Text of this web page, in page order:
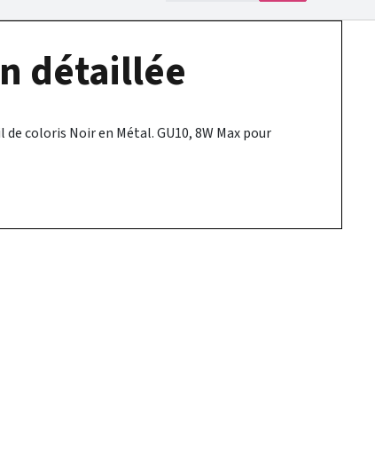
détaillée
coloris Noir en Métal. GU10, 8W Max pour